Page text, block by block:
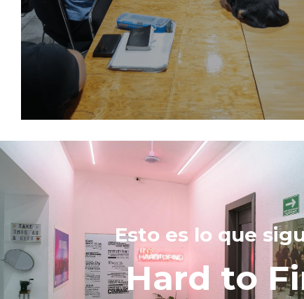
Esto es lo que
Hard to